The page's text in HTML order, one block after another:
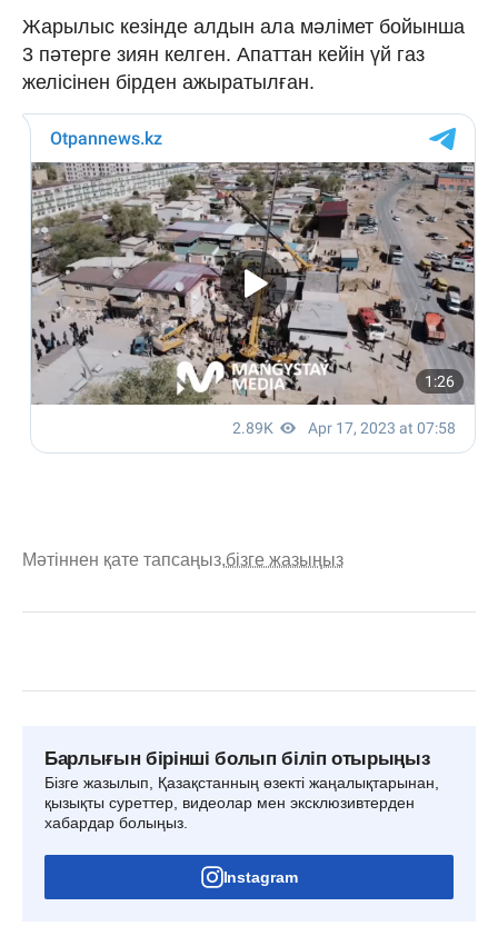
Жарылыс кезінде алдын ала мәлімет бойынша
3 пәтерге зиян келген. Апаттан кейін үй газ
желісінен бірден ажыратылған.
Мәтіннен қате тапсаңыз,бізге жазыңыз
Барлығын бірінші болып біліп отырыңыз
Бізге жазылып, Қазақстанның өзекті жаңалықтарынан,
қызықты суреттер, видеолар мен эксклюзивтерден
хабардар болыңыз.
Instagram